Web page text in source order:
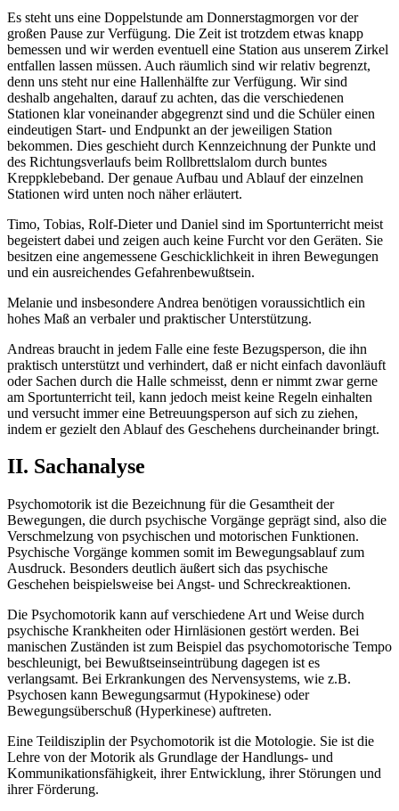
Es steht uns eine Doppelstunde am Donnerstagmorgen vor der
großen Pause zur Verfügung. Die Zeit ist trotzdem etwas knapp
bemessen und wir werden eventuell eine Station aus unserem Zirkel
entfallen lassen müssen. Auch räumlich sind wir relativ begrenzt,
denn uns steht nur eine Hallenhälfte zur Verfügung. Wir sind
deshalb angehalten, darauf zu achten, das die verschiedenen
Stationen klar voneinander abgegrenzt sind und die Schüler einen
eindeutigen Start- und Endpunkt an der jeweiligen Station
bekommen. Dies geschieht durch Kennzeichnung der Punkte und
des Richtungsverlaufs beim Rollbrettslalom durch buntes
Kreppklebeband. Der genaue Aufbau und Ablauf der einzelnen
Stationen wird unten noch näher erläutert.
Timo, Tobias, Rolf-Dieter und Daniel sind im Sportunterricht meist
begeistert dabei und zeigen auch keine Furcht vor den Geräten. Sie
besitzen eine angemessene Geschicklichkeit in ihren Bewegungen
und ein ausreichendes Gefahrenbewußtsein.
Melanie und insbesondere Andrea benötigen voraussichtlich ein
hohes Maß an verbaler und praktischer Unterstützung.
Andreas braucht in jedem Falle eine feste Bezugsperson, die ihn
praktisch unterstützt und verhindert, daß er nicht einfach davonläuft
oder Sachen durch die Halle schmeisst, denn er nimmt zwar gerne
am Sportunterricht teil, kann jedoch meist keine Regeln einhalten
und versucht immer eine Betreuungsperson auf sich zu ziehen,
indem er gezielt den Ablauf des Geschehens durcheinander bringt.
II. Sachanalyse
Psychomotorik ist die Bezeichnung für die Gesamtheit der
Bewegungen, die durch psychische Vorgänge geprägt sind, also die
Verschmelzung von psychischen und motorischen Funktionen.
Psychische Vorgänge kommen somit im Bewegungsablauf zum
Ausdruck. Besonders deutlich äußert sich das psychische
Geschehen beispielsweise bei Angst- und Schreckreaktionen.
Die Psychomotorik kann auf verschiedene Art und Weise durch
psychische Krankheiten oder Hirnläsionen gestört werden. Bei
manischen Zuständen ist zum Beispiel das psychomotorische Tempo
beschleunigt, bei Bewußtseinseintrübung dagegen ist es
verlangsamt. Bei Erkrankungen des Nervensystems, wie z.B.
Psychosen kann Bewegungsarmut (Hypokinese) oder
Bewegungsüberschuß (Hyperkinese) auftreten.
Eine Teildisziplin der Psychomotorik ist die Motologie. Sie ist die
Lehre von der Motorik als Grundlage der Handlungs- und
Kommunikationsfähigkeit, ihrer Entwicklung, ihrer Störungen und
ihrer Förderung.